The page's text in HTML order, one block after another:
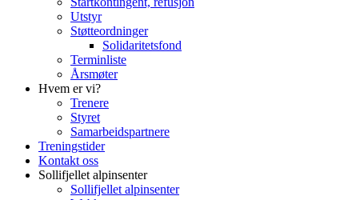
Utstyr
Støtteordninger
Solidaritetsfond
Terminliste
Årsmøter
Hvem er vi?
Trenere
Styret
Samarbeidspartnere
Treningstider
Kontakt oss
Sollifjellet alpinsenter
Sollifjellet alpinsenter